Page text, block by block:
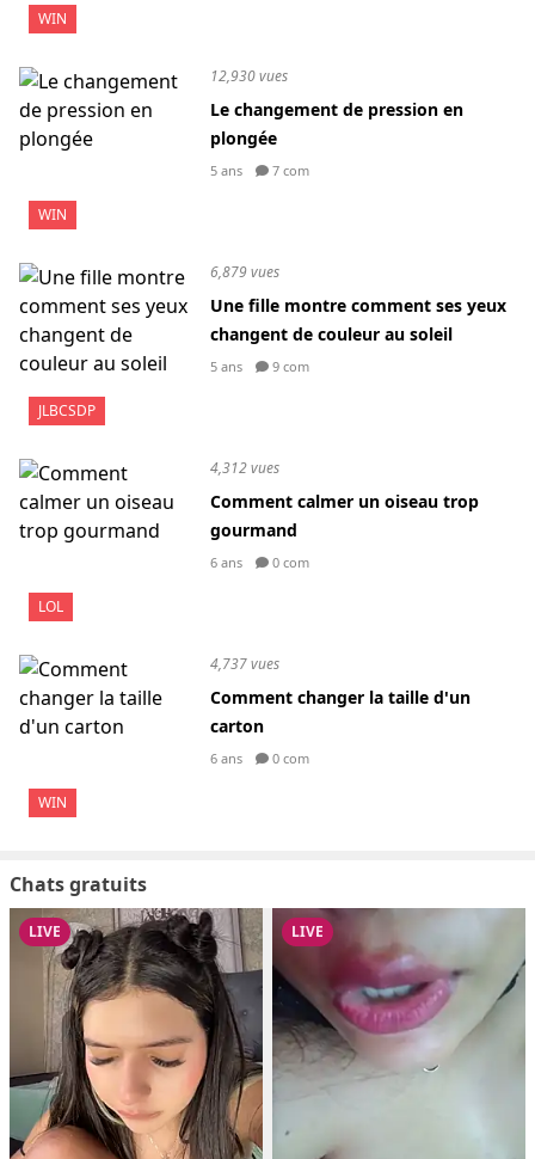
WIN
WIN
12,930 vues
Le changement de pression en
plongée
5 ans 7 com
JLBCSDP
6,879 vues
Une fille montre comment ses yeux
changent de couleur au soleil
5 ans 9 com
LOL
4,312 vues
Comment calmer un oiseau trop
gourmand
6 ans 0 com
WIN
4,737 vues
Comment changer la taille d'un
carton
6 ans 0 com
Chats gratuits